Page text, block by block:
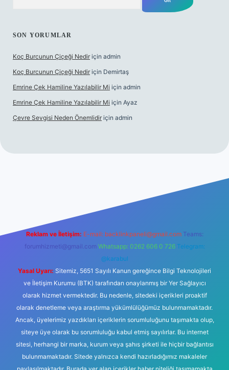
SON YORUMLAR
Koç Burcunun Çiçeği Nedir için admin
Koç Burcunun Çiçeği Nedir için Demirtaş
Emrine Çek Hamiline Yazılabilir Mi için admin
Emrine Çek Hamiline Yazılabilir Mi için Ayaz
Çevre Sevgisi Neden Önemlidir için admin
Reklam ve İletişim: E-mail: backlinkpaneli@gmail.com Teams:
forumhizmeti@gmail.com Whatsapp: 0262 606 0 726 Telegram:
@karabul
Yasal Uyarı: Sitemiz, 5651 Sayılı Kanun gereğince Bilgi Teknolojileri
ve İletişim Kurumu (BTK) tarafından onaylanmış bir Yer Sağlayıcı
olarak hizmet vermektedir. Bu nedenle, sitedeki içerikleri proaktif
olarak denetleme veya araştırma yükümlülüğümüz bulunmamaktadır.
Ancak, üyelerimiz yazdıkları içeriklerin sorumluluğunu taşımakta olup,
siteye üye olarak bu sorumluluğu kabul etmiş sayılırlar. Bu internet
sitesi, herhangi bir marka, kurum veya şahıs şirketi ile hiçbir bağlantısı
bulunmamaktadır. Sitede yalnızca kendi hazırladığımız makaleler